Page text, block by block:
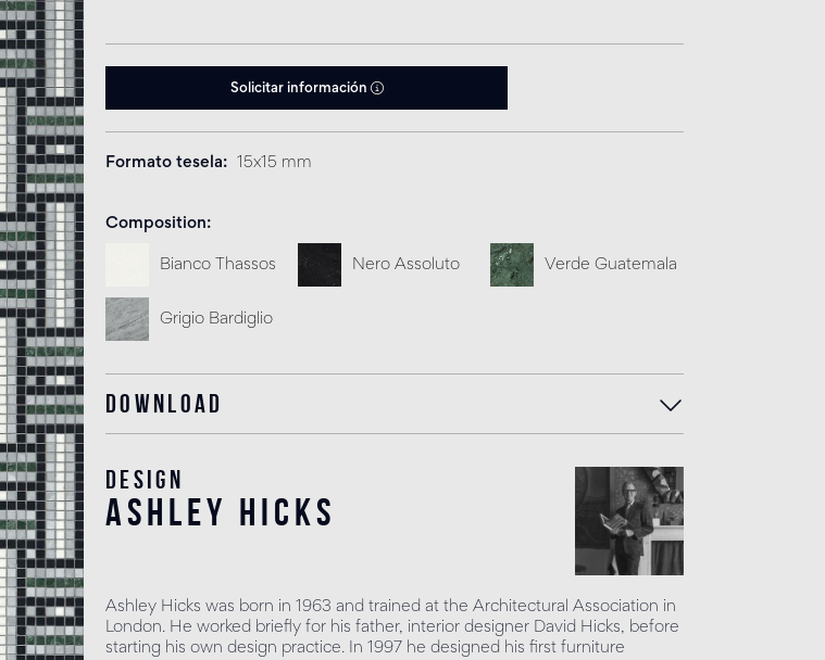
Solicitar información
Formato tesela 15x15 mm
Composition
Bianco Thassos Nero Assoluto Verde Guatemala
Grigio Bardiglio
Download
Design
Ashley Hicks
Ashley Hicks was born in 1963 and trained at the Architectural Association in
London. He worked briefly for his father, interior designer David Hicks, before
starting his own design practice. In 1997 he designed his first furniture